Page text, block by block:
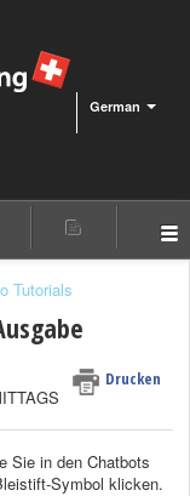
German
Tutorials
Drucken
Sie in den Chatbots
Symbol klicken.